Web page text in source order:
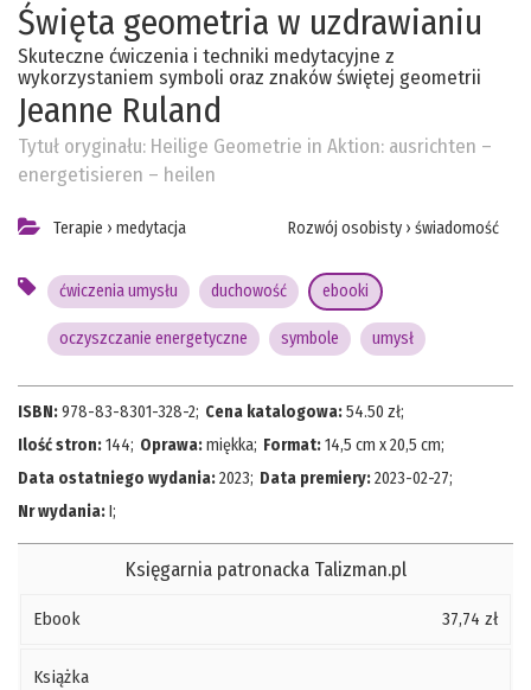
Święta geometria w uzdrawianiu
Skuteczne ćwiczenia i techniki medytacyjne z
wykorzystaniem symboli oraz znaków świętej geometrii
Jeanne Ruland
Tytuł oryginału: Heilige Geometrie in Aktion: ausrichten –
energetisieren – heilen
Terapie › medytacja Rozwój osobisty › świadomość
ćwiczenia umysłu duchowość ebooki
oczyszczanie energetyczne symbole umysł
ISBN:978-83-8301-328-2; Cena katalogowa:54.50 zł;
Ilość stron:144; Oprawa:miękka; Format:14,5 cm x 20,5 cm;
Data ostatniego wydania:2023; Data premiery:2023-02-27;
Nr wydania:I;
Księgarnia patronacka Talizman.pl
Ebook 37,74 zł
Książka